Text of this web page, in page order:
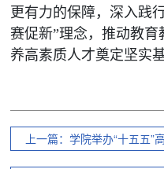
更有力的保障，深入践
赛促新”理念，推动教
养高素质人才奠定坚实基
上一篇：学院举办“十五五”